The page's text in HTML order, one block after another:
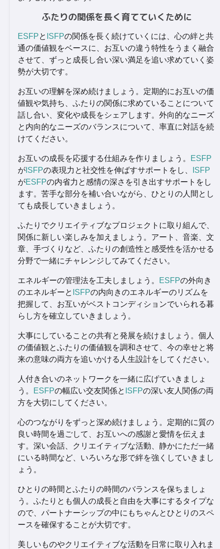
ふたりの関係を長く育てていくために
ESFPと ISFPの関係を長く続けていくには、心の絆と共
通の価値観をベースに、お互いの違う特性をうまく融合
させて、ずっと成長し合い深い満足を追い求めていく姿
勢が大切です。
お互いの理解を深め続けましょう。定期的にお互いの価
値観や気持ち、ふたりの関係に求めていることについて
話し合い、変化や成長をシェアします。外向的なニーズ
と内向的なニーズのバランスについて、率直に対話を続
けてください。
お互いの成長を応援する仕組みを作りましょう。
ESFP
が ISFPの表現力と社交性を伸ばすサポートをし、
ISFP
がESFPの内省力と感情の深さを引き出すサポートをし
ます。苦手な部分を補い合いながら、ひとりの人間とし
ても成長していきましょう。
ふたりでクリエイティブなプロジェクトに取り組んで、
関係に新しい楽しみを加えましょう。アート、音楽、文
章、手づくりなど、ふたりの創造性と感受性を活かせる
分野で一緒にチャレンジしてみてください。
エネルギーの管理法を工夫しましょう。 ESFPの外向き
のエネルギーと ISFPの内向きのエネルギーのリズムを
把握して、お互いがベストコンディションでいられる暮
らし方を確立していきましょう。
大事にしていることの共有と発展を続けましょう。個人
の価値観とふたりの価値観を調和させて、今の幸せと将
来の意味の両方を追いかける人生設計をしてください。
人付き合いのネットワークを一緒に広げていきましょ
う。
ESFPの幅広い交友関係と ISFPの深い友人関係の両
方を大切にしてください。
心のつながりをずっと深め続けましょう。定期的に質の
良い時間を過ごして、お互いへの感謝と愛情を伝えま
す。深い会話、クリエイティブな活動、静かにただ一緒
にいる時間など、いろいろな形で絆を強くしていきまし
ょう。
ひとりの時間とふたりの時間のバランスを保ちましょ
う。ふたりとも個人の成長と自由を大事にするタイプな
ので、パートナーシップの中にもちゃんとひとりのスペ
ースを確保することが大切です。
美しいものやクリエイティブな活動を日常に取り入れま